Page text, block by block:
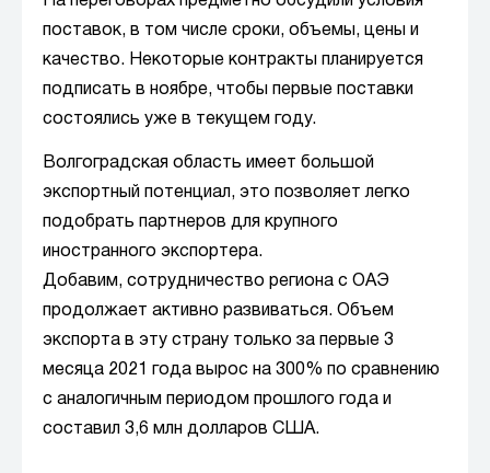
поставок, в том числе сроки, объемы, цены и
качество. Некоторые контракты планируется
подписать в ноябре, чтобы первые поставки
состоялись уже в текущем году.
Волгоградская область имеет большой
экспортный потенциал, это позволяет легко
подобрать партнеров для крупного
иностранного экспортера.
Добавим, сотрудничество региона с ОАЭ
продолжает активно развиваться. Объем
экспорта в эту страну только за первые 3
месяца 2021 года вырос на 300% по сравнению
с аналогичным периодом прошлого года и
составил 3,6 млн долларов США.